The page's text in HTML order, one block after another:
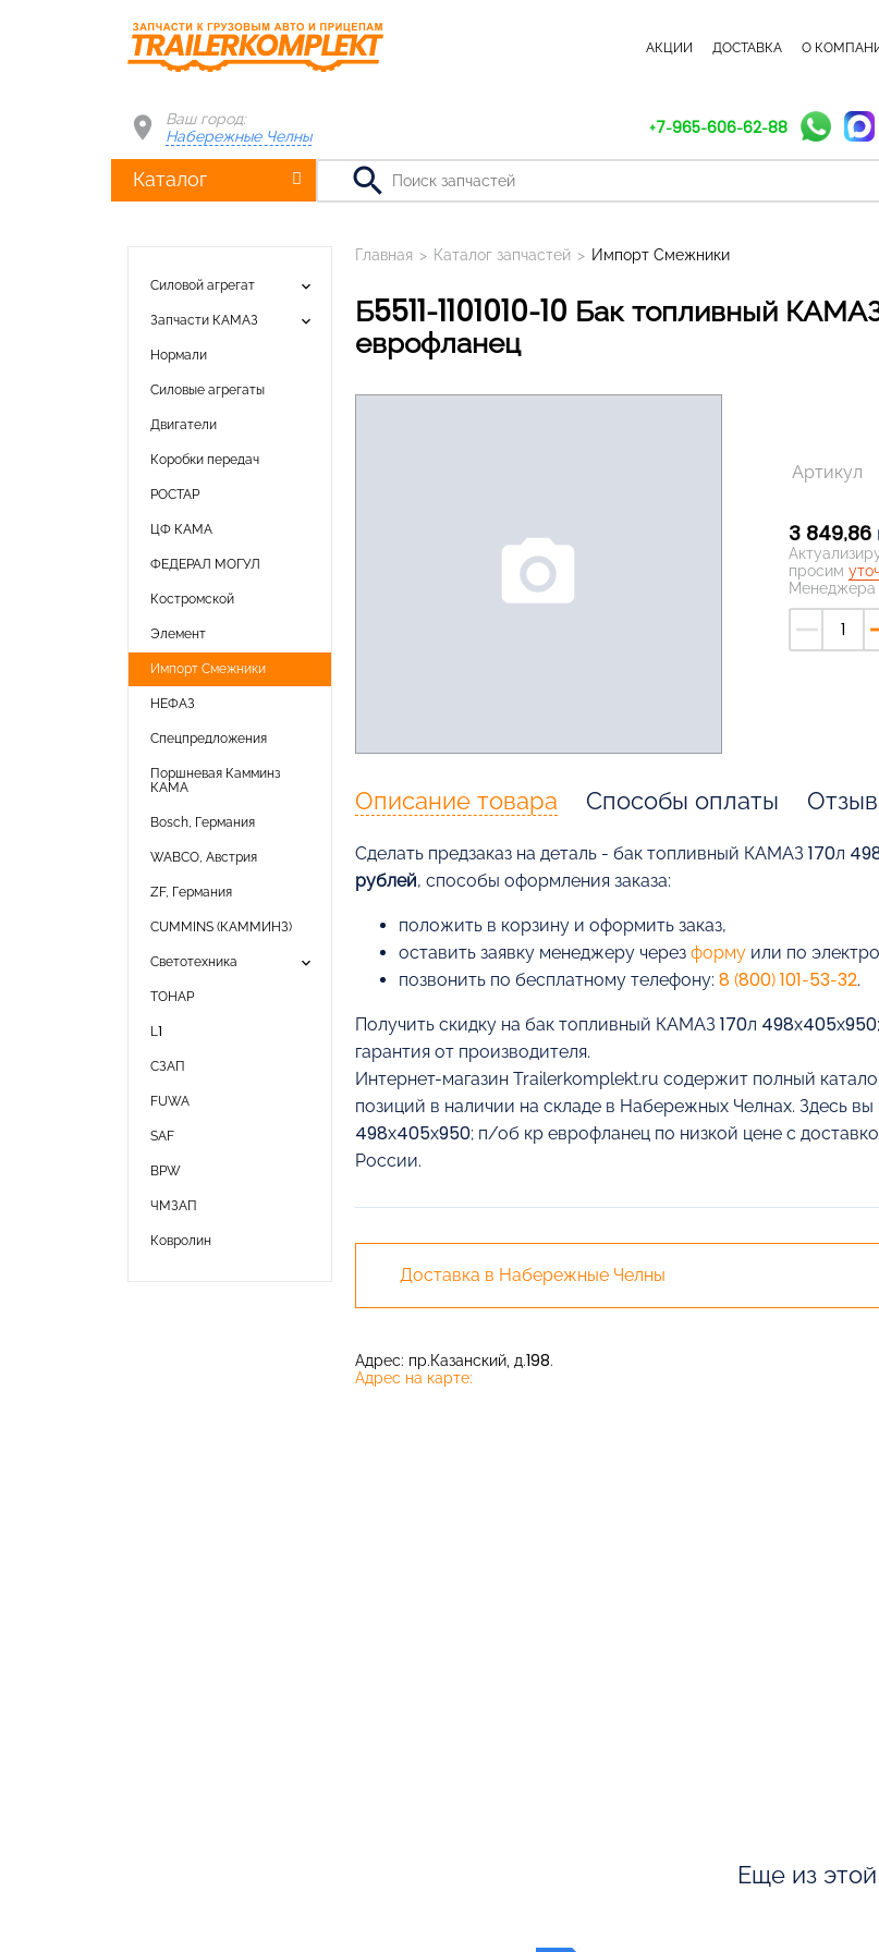
АКЦИИ ДОСТАВКА О
Ваш город:
Набережные Челны
+7-965-606-62-88
Каталог search
Силовой агрегат keyboard_arrow_down
Запчасти КАМАЗ keyboard_arrow_down
Нормали
Силовые агрегаты
Двигатели
Коробки передач
РОСТАР
ЦФ КАМА
ФЕДЕРАЛ МОГУЛ
Костромской
Элемент
Импорт Смежники
НЕФАЗ
Спецпредложения
Поршневая Камминз
КАМА
Bosch, Германия
WABCO, Австрия
ZF, Германия
CUMMINS (КАММИНЗ)
Светотехника keyboard_arrow_down
ТОНАР
L1
СЗАП
FUWA
SAF
BPW
ЧМЗАП
Ковролин
Главная > Каталог запчастей > Импорт Смежники
Б5511-1101010-10 Бак топливный КАМАЗ 170л 498х405х950; п/об кр
еврофланец
photo_camera
Артикул
3 849,86
просим
Менеджера
remove
Описание товара Способы оплаты
Cделать предзаказ на деталь - бак топливный КАМАЗ 170л
рублей, способы оформления заказа:
положить в корзину и оформить заказ,
оставить заявку менеджеру через формуили по
позвонить по бесплатному телефону: 8 (800) 101-53-32.
Получить скидку на бак топливный КАМАЗ 170л
гарантия от производителя.
Интернет-магазин Trailerkomplekt.ru содержит полный
позиций в наличии на складе в Набережных Челнах. Здесь
498х405х950; п/об кр еврофланец по низкой цене с
России.
Доставка в Набережные Челны
Адрес: пр.Казанский, д.198.
Адрес на карте:
Еще из